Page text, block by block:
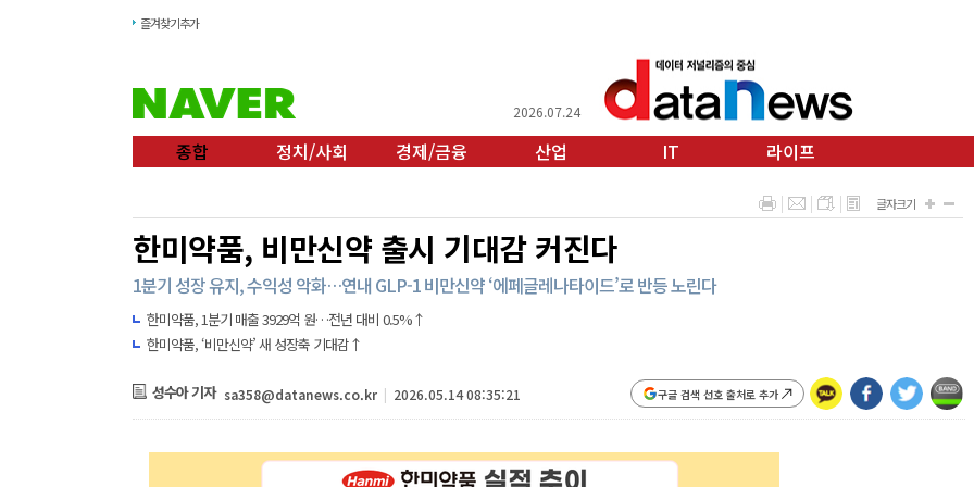
즐겨찾기추가
2026.07.24
종합 정치/사회 경제/금융 산업 IT 라이프
한미약품, 비만신약 출시 기대감 커진다
1분기 성장 유지, 수익성 악화…연내 GLP-1 비만신약 ‘에페글레나타이드’로 반등 노린다
한미약품, 1분기 매출 3929억 원…전년 대비 0.5%↑
한미약품, ‘비만신약’ 새 성장축 기대감↑
구글 검색 선호 출처로 추가
성수아 기자 sa358@datanews.co.kr | 2026.05.14 08:35:21
글자크기